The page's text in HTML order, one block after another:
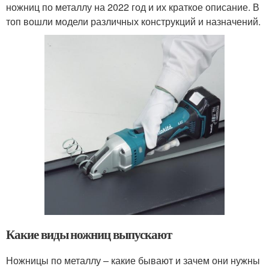
ножниц по металлу на 2022 год и их краткое описание. В
топ вошли модели различных конструкций и назначений.
Какие виды ножниц выпускают
Ножницы по металлу – какие бывают и зачем они нужны